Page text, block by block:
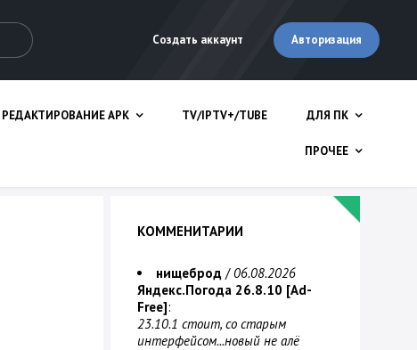
Создать аккаунт Авторизация
РЕДАКТИРОВАНИЕ APK TV/IPTV+/TUBE ДЛЯ ПК
ПРОЧЕЕ
КОММЕНИТАРИИ
нищеброд /06.08.2026
Яндекс.Погода 26.8.10 [Ad-
Free]:
23.10.1 стоит, со старым
интерфейсом...новый не алё